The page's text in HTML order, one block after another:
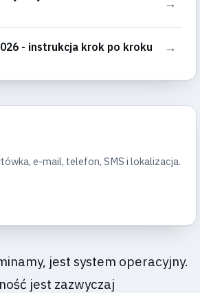
- instrukcja krok po kroku →
e-mail, telefon, SMS i lokalizacja.
jest system operacyjny.
jest zazwyczaj